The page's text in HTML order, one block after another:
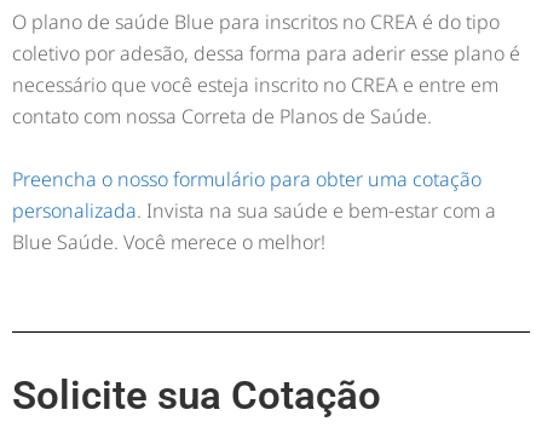
O plano de saúde Blue para inscritos no CREA é do tipo
coletivo por adesão, dessa forma para aderir esse plano é
necessário que você esteja inscrito no CREA e entre em
contato com nossa Correta de Planos de Saúde.
Preencha o nosso formulário para obter uma cotação
personalizada. Invista na sua saúde e bem-estar com a
Blue Saúde. Você merece o melhor!
Solicite sua Cotação